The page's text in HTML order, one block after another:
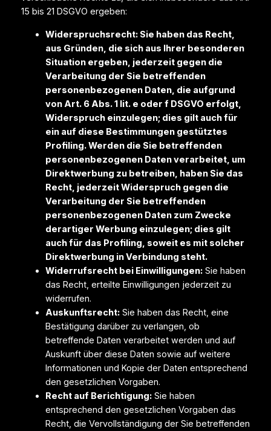
15 bis 21 DSGVO ergeben:
Widerspruchsrecht: Sie haben das Recht,
aus Gründen, die sich aus Ihrer besonderen
Situation ergeben, jederzeit gegen die
Verarbeitung der Sie betreffenden
personenbezogenen Daten, die aufgrund
von Art. 6 Abs. 1 lit. e oder f DSGVO erfolgt,
Widerspruch einzulegen; dies gilt auch für
ein auf diese Bestimmungen gestütztes
Profiling. Werden die Sie betreffenden
personenbezogenen Daten verarbeitet, um
Direktwerbung zu betreiben, haben Sie das
Recht, jederzeit Widerspruch gegen die
Verarbeitung der Sie betreffenden
personenbezogenen Daten zum Zwecke
derartiger Werbung einzulegen; dies gilt
auch für das Profiling, soweit es mit solcher
Direktwerbung in Verbindung steht.
Widerrufsrecht bei Einwilligungen:Sie haben
das Recht, erteilte Einwilligungen jederzeit zu
widerrufen.
Auskunftsrecht:Sie haben das Recht, eine
Bestätigung darüber zu verlangen, ob
betreffende Daten verarbeitet werden und auf
Auskunft über diese Daten sowie auf weitere
Informationen und Kopie der Daten entsprechend
den gesetzlichen Vorgaben.
Recht auf Berichtigung:Sie haben
entsprechend den gesetzlichen Vorgaben das
Recht, die Vervollständigung der Sie betreffenden